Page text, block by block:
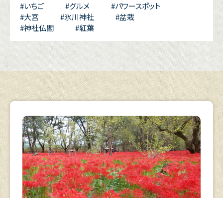
#いちご #グルメ
#パワースポット
#大宮
#氷川神社
#盆栽
#神社仏閣
#紅葉